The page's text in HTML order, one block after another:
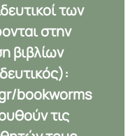
των
στην
βιβλίων
bookworms
τις